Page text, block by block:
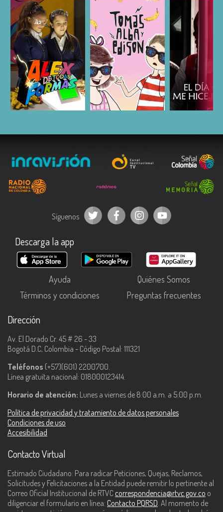
ESCUCHAR ESCUCHAR
Síguenos
Descarga la app
Ayuda
Quiénes Somos
Términos y condiciones
Preguntas frecuentes
Dirección
Av. El Dorado Cr. 45 # 26 - 33
Bogotá D.C, Colombia - Código Postal: 111321
Teléfonos (+57)(601) 2200700.
Línea gratuita nacional: 018000123414.
Horario de atención: Lunes a viernes de 8:00 a.m. a 5:00 p.m.
Política de privacidad y tratamiento de datos personales
Condiciones de uso
Accesibilidad
Contacto Virtual
Estimado Ciudadano: Para radicar Peticiones, Quejas, Reclamos,
Solicitudes y Felicitaciones a la Entidad puede remitir lo pertinente al
Correo Oficial Institucional de RTVC correspondencia@rtvc.gov.co o
diligenciar el formulario en línea: Contacto PQRSD. Al momento de